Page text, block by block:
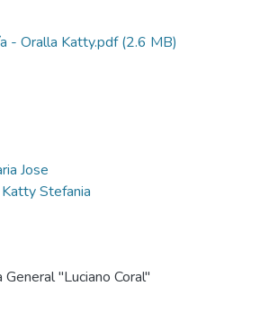
- Oralla Katty.pdf(2.6 MB)
Jose
Stefania
"Luciano Coral"